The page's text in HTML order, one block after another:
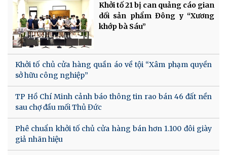
Khởi tố 21 bị can quảng cáo gian
dối sản phẩm Đông y “Xương
khớp bà Sáu”
Khởi tố chủ cửa hàng quần áo về tội “Xâm phạm quyền
sở hữu công nghiệp”
TP Hồ Chí Minh cảnh báo thông tin rao bán 46 đất nền
sau chợ đầu mối Thủ Đức
Phê chuẩn khởi tố chủ cửa hàng bán hơn 1.100 đôi giày
giả nhãn hiệu